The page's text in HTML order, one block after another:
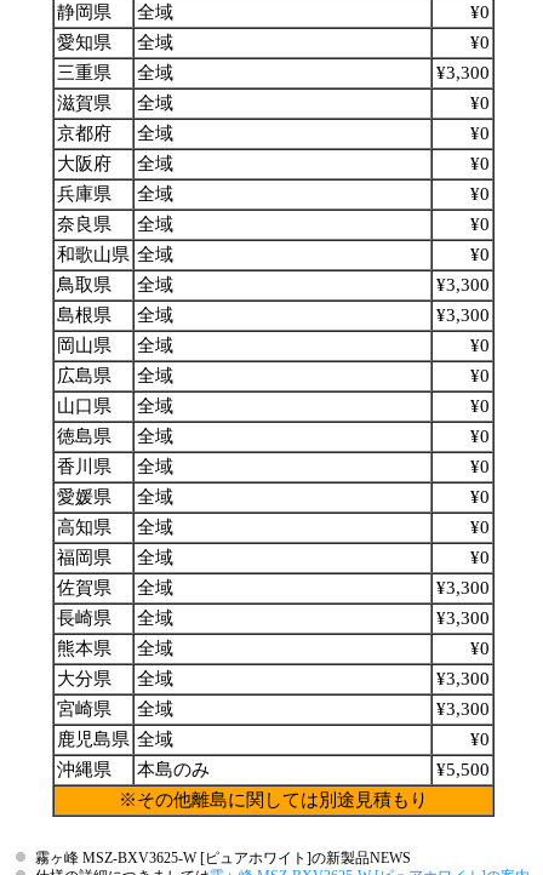
静岡県
全域
¥0
愛知県
全域
¥0
三重県
全域
¥3,300
滋賀県
全域
¥0
京都府
全域
¥0
大阪府
全域
¥0
兵庫県
全域
¥0
奈良県
全域
¥0
和歌山県 全域
¥0
鳥取県
全域
¥3,300
島根県
全域
¥3,300
岡山県
全域
¥0
広島県
全域
¥0
山口県
全域
¥0
徳島県
全域
¥0
香川県
全域
¥0
愛媛県
全域
¥0
高知県
全域
¥0
福岡県
全域
¥0
佐賀県
全域
¥3,300
長崎県
全域
¥3,300
熊本県
全域
¥0
大分県
全域
¥3,300
宮崎県
全域
¥3,300
鹿児島県 全域
¥0
沖縄県
本島のみ
¥5,500
※その他離島に関しては別途見積もり
霧ヶ峰 MSZ-BXV3625-W [ピュアホワイト]の新製品NEWS